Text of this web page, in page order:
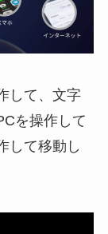
して、文字
を操作して
して移動し